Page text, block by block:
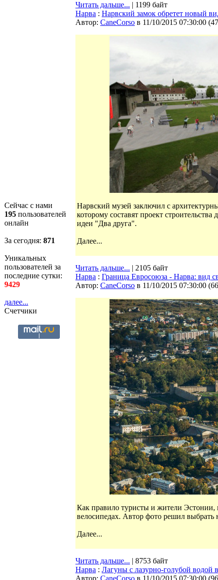
Сейчас с нами
195 пользователей
онлайн
За сегодня: 871
Уникальных
пользователей за
последние сутки:
9429
далее...
Счетчики
Читать дальше... | 1199 байт
Нарва : Нарвский замок обретет новый
Автор: CaneCorso в 11/10/2015 07:30:00 (
Нарвский музей заключил с
которому составят проект
идеи "Два друга".
Далее...
Читать дальше... | 2105 байт
Нарва : Граница Евросоюза - Нарва: вид
Автор: CaneCorso в 11/10/2015 07:30:00 (
Как правило туристы и жители Эстонии,
велосипедах. Автор фото решил
Далее...
Читать дальше... | 8753 байт
Нарва : Лагуны с лазурно-голубой водой
Автор: CaneCorso в 11/10/2015 07:30:00 (